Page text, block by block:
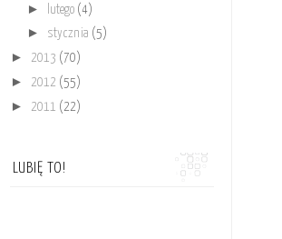
► lutego (4)
► stycznia (5)
► 2013 (70)
► 2012 (55)
► 2011 (22)
LUBIĘ TO!